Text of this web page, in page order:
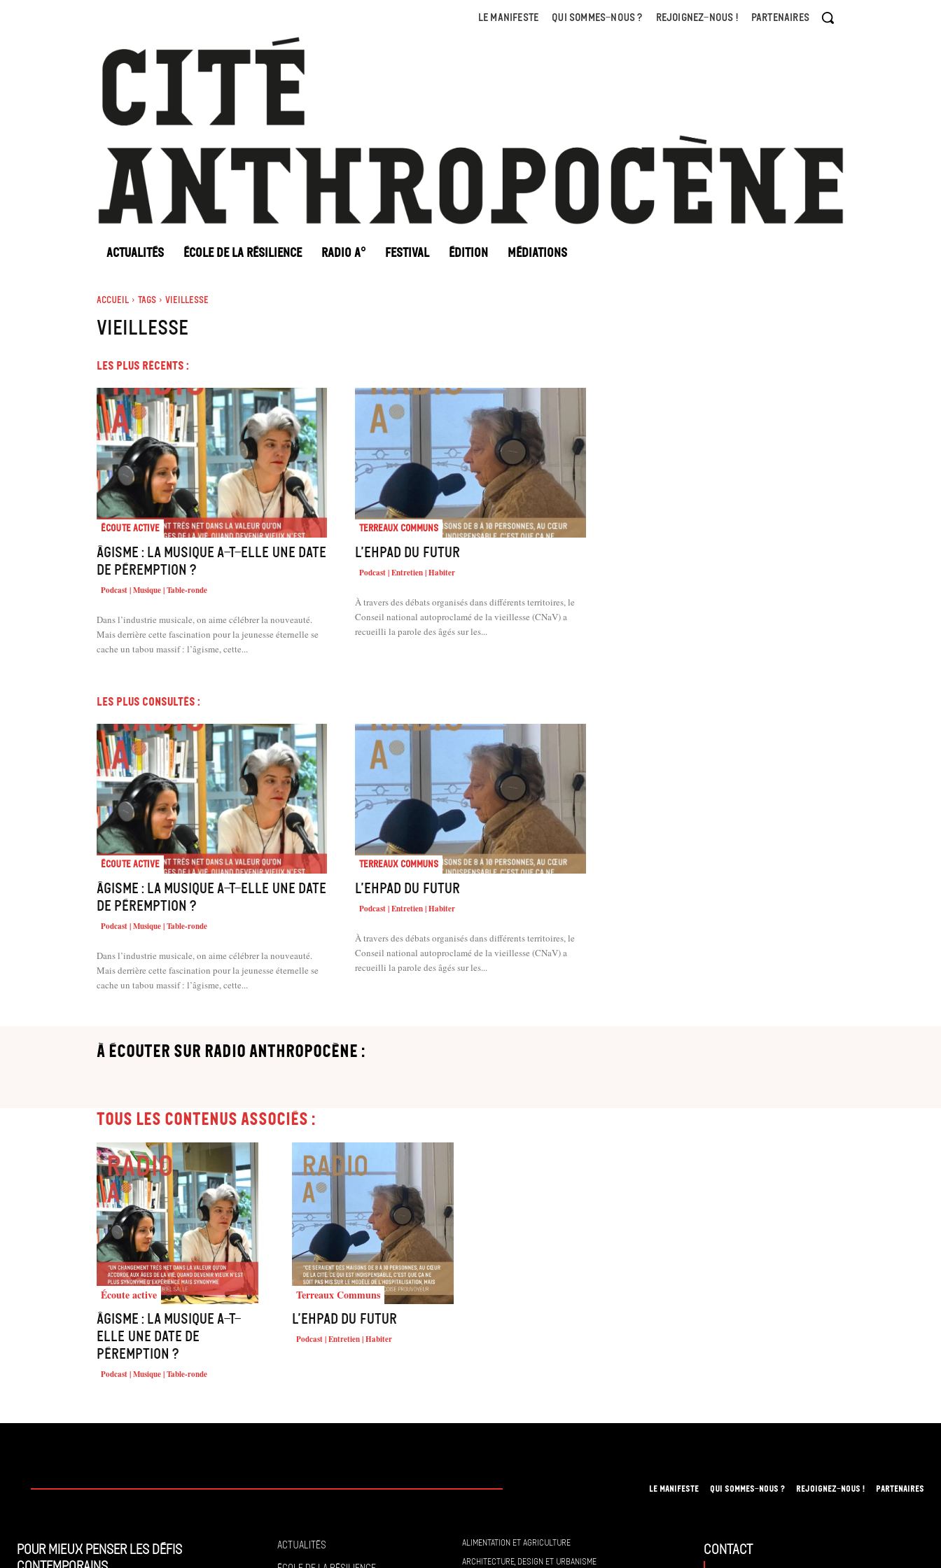
LE MANIFESTE QUI SOMMES-NOUS ? REJOIGNEZ-NOUS ! PARTENAIRES
ACTUALITÉS ÉCOLE DE LA RÉSILIENCE RADIO A° FESTIVAL ÉDITION MÉDIATIONS
Accueil Tags Vieillesse
vieillesse
Les plus récents :
Écoute active
Âgisme : la musique a-t-elle une date
de péremption ?
Podcast | Musique | Table-ronde
Dans l’industrie musicale, on aime célébrer la nouveauté.
Mais derrière cette fascination pour la jeunesse éternelle se
cache un tabou massif : l’âgisme, cette...
Terreaux Communs
L’Ehpad du futur
Podcast | Entretien | Habiter
À travers des débats organisés dans différents territoires, le
Conseil national autoproclamé de la vieillesse (CNaV) a
recueilli la parole des âgés sur les...
Les plus consultés :
Écoute active
Âgisme : la musique a-t-elle une date
de péremption ?
Podcast | Musique | Table-ronde
Dans l’industrie musicale, on aime célébrer la nouveauté.
Mais derrière cette fascination pour la jeunesse éternelle se
cache un tabou massif : l’âgisme, cette...
Terreaux Communs
L’Ehpad du futur
Podcast | Entretien | Habiter
À travers des débats organisés dans différents territoires, le
Conseil national autoproclamé de la vieillesse (CNaV) a
recueilli la parole des âgés sur les...
à écouter sur Radio Anthropocène :
Tous les contenus associés :
Écoute active
Âgisme : la musique a-t-
elle une date de
péremption ?
Podcast | Musique | Table-ronde
Terreaux Communs
L’Ehpad du futur
Podcast | Entretien | Habiter
LE MANIFESTE QUI SOMMES-NOUS ? REJOIGNEZ-NOUS ! PARTENAIRES
Pour mieux penser les défis
Actualités
ALIMENTATION ET AGRICULTURE
ARCHITECTURE, DESIGN ET URBANISME
contact